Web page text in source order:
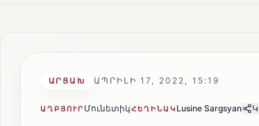
ԱՐՑԱԽ ԱՊՐԻԼԻ 17, 2022, 15:19
ԱՂԲՅՈՒՐ ՄունետիկՀԵՂԻՆԱԿ Lusine Sargsyan